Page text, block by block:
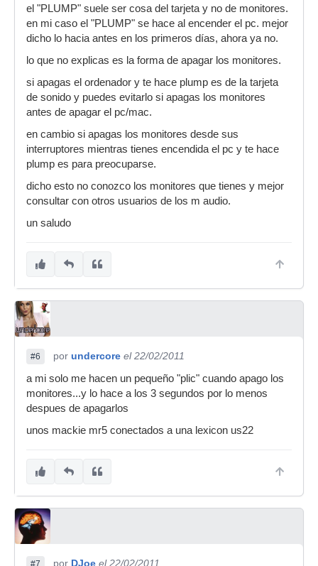
el "PLUMP" suele ser cosa del tarjeta y no de monitores.
en mi caso el "PLUMP" se hace al encender el pc. mejor
dicho lo hacia antes en los primeros días, ahora ya no.
lo que no explicas es la forma de apagar los monitores.
si apagas el ordenador y te hace plump es de la tarjeta
de sonido y puedes evitarlo si apagas los monitores
antes de apagar el pc/mac.
en cambio si apagas los monitores desde sus
interruptores mientras tienes encendida el pc y te hace
plump es para preocuparse.
dicho esto no conozco los monitores que tienes y mejor
consultar con otros usuarios de los m audio.
un saludo
#6 por undercore el 22/02/2011
a mi solo me hacen un pequeño "plic" cuando apago los
monitores...y lo hace a los 3 segundos por lo menos
despues de apagarlos
unos mackie mr5 conectados a una lexicon us22
#7 por DJoe el 22/02/2011